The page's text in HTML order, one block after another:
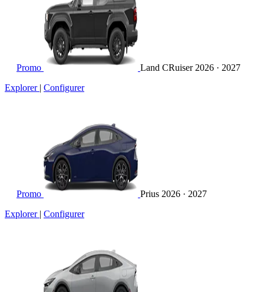
Promo Land CRuiser 2026 · 2027
Explorer | Configurer
Promo Prius 2026 · 2027
Explorer | Configurer